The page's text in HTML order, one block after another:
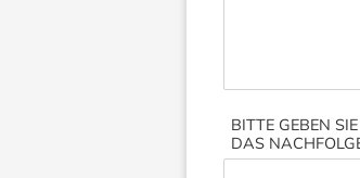
BITTE GEBEN
DAS